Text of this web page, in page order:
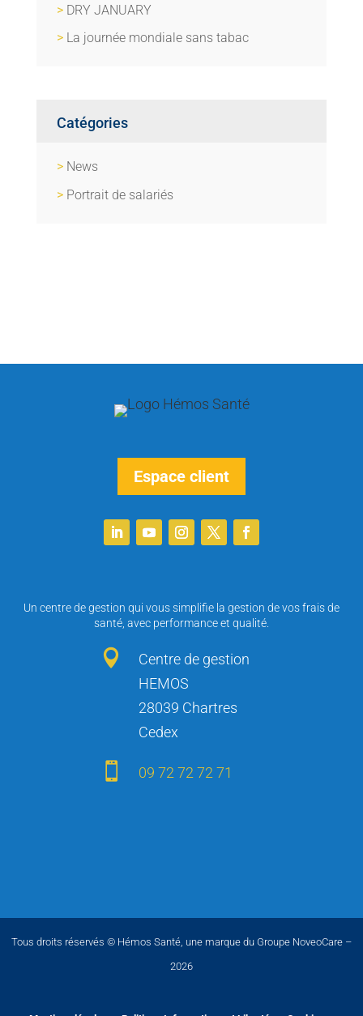
DRY JANUARY
La journée mondiale sans tabac
Catégories
News
Portrait de salariés
Espace client
Un centre de gestion qui vous simplifie la gestion de vos frais de
santé, avec performance et qualité.

Centre de gestion
HEMOS
28039 Chartres
Cedex
 09 72 72 72 71
Tous droits réservés © Hémos Santé, une marque du Groupe NoveoCare –
2026